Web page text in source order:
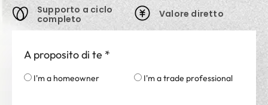
Supporto a ciclo
completo
Valore diretto
A proposito di te *
I'm a homeowner I'm a trade professional